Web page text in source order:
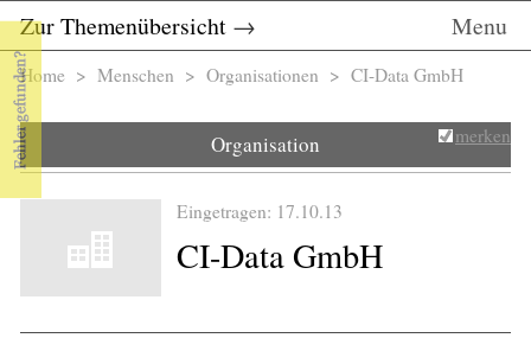
Zur Themenübersicht → Menu
Sie sind hier
Home > Menschen > Organisationen > CI-Data GmbH
Organisation merken
Eingetragen: 17.10.13
CI-Data GmbH